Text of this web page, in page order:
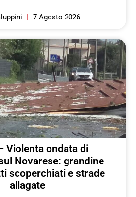
7 Agosto 2026
Violenta ondata di
Novarese: grandine
scoperchiati e strade
allagate